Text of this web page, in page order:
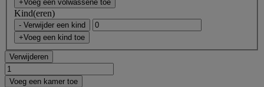
+Voeg een volwassene toe
Kind(eren)
- Verwijder een kind
+Voeg een kind toe
Verwijderen
Voeg een kamer toe